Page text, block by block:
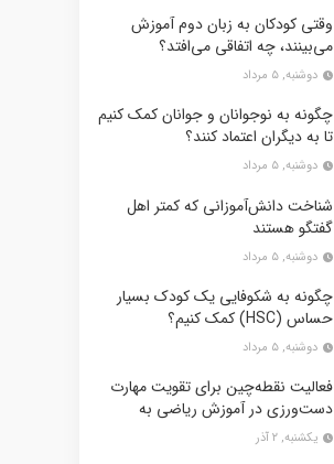
وقتی کودکان به زبان دوم آموزش
می‌بینند، چه اتفاقی می‌افتد؟
دوشنبه, ۵ مرداد
چگونه به نوجوانان و جوانان کمک کنیم
تا به دیگران اعتماد کنند؟
دوشنبه, ۵ مرداد
شناخت دانش‌آموزانی که کمتر اهل
گفتگو هستند
دوشنبه, ۵ مرداد
چگونه به شکوفایی یک کودک بسیار
حساس (HSC) کمک کنیم؟
دوشنبه, ۵ مرداد
فعالیت نقطه‌چین برای تقویت مهارت
دست‌ورزی در آموزش ریاضی به
یکشنبه, ۲ آذر